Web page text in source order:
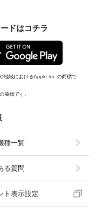
ドはコチラ
地域におけるApple Inc.の商標で
商標です。
種一覧
る質問
ト表示設定